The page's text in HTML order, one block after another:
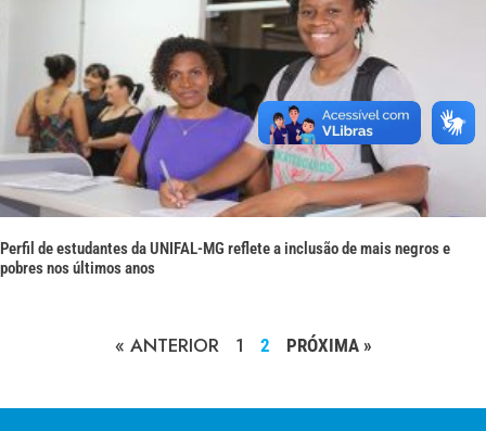
Perfil de estudantes da UNIFAL-MG reflete a inclusão de mais negros e
pobres nos últimos anos
« ANTERIOR 1 2 PRÓXIMA »